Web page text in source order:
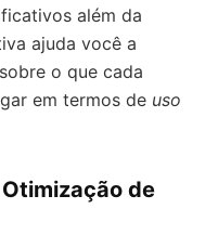
além da
ajuda você a
o que cada
em termos de uso
de